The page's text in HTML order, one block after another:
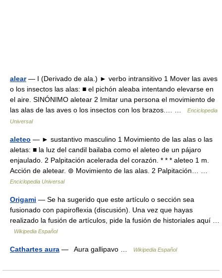
alear— I (Derivado de ala.) ► verbo intransitivo 1 Mover las aves
o los insectos las alas: ■ el pichón aleaba intentando elevarse en
el aire. SINÓNIMO aletear 2 Imitar una persona el movimiento de
las alas de las aves o los insectos con los brazos.… …
Enciclopedia
Universal
aleteo — ► sustantivo masculino 1 Movimiento de las alas o las
aletas: ■ la luz del candil bailaba como el aleteo de un pájaro
enjaulado. 2 Palpitación acelerada del corazón. * * * aleteo 1 m.
Acción de aletear. ⊚ Movimiento de las alas. 2 Palpitación… …
Enciclopedia Universal
Origami — Se ha sugerido que este artículo o sección sea
fusionado con papiroflexia (discusión). Una vez que hayas
realizado la fusión de artículos, pide la fusión de historiales aquí …
Wikipedia Español
Cathartes aura — Aura gallipavo … Wikipedia Español